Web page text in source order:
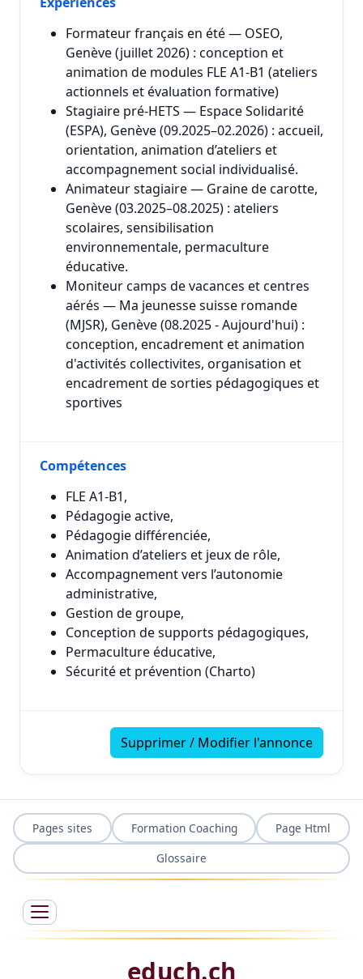
Formateur français en été — OSEO,
Genève (juillet 2026) : conception et
animation de modules FLE A1-B1 (ateliers
actionnels et évaluation formative)
Stagiaire pré-HETS — Espace Solidarité
(ESPA), Genève (09.2025–02.2026) : accueil,
orientation, animation d’ateliers et
accompagnement social individualisé.
Animateur stagiaire — Graine de carotte,
Genève (03.2025–08.2025) : ateliers
scolaires, sensibilisation
environnementale, permaculture
éducative.
Moniteur camps de vacances et centres
aérés — Ma jeunesse suisse romande
(MJSR), Genève (08.2025 - Aujourd'hui) :
conception, encadrement et animation
d'activités collectivites, organisation et
encadrement de sorties pédagogiques et
sportives
Compétences
FLE A1-B1,
Pédagogie active,
Pédagogie différenciée,
Animation d’ateliers et jeux de rôle,
Accompagnement vers l’autonomie
administrative,
Gestion de groupe,
Conception de supports pédagogiques,
Permaculture éducative,
Sécurité et prévention (Charto)
Supprimer / Modifier l'annonce
Pages sites Formation Coaching
Page Html
Glossaire
educh.ch